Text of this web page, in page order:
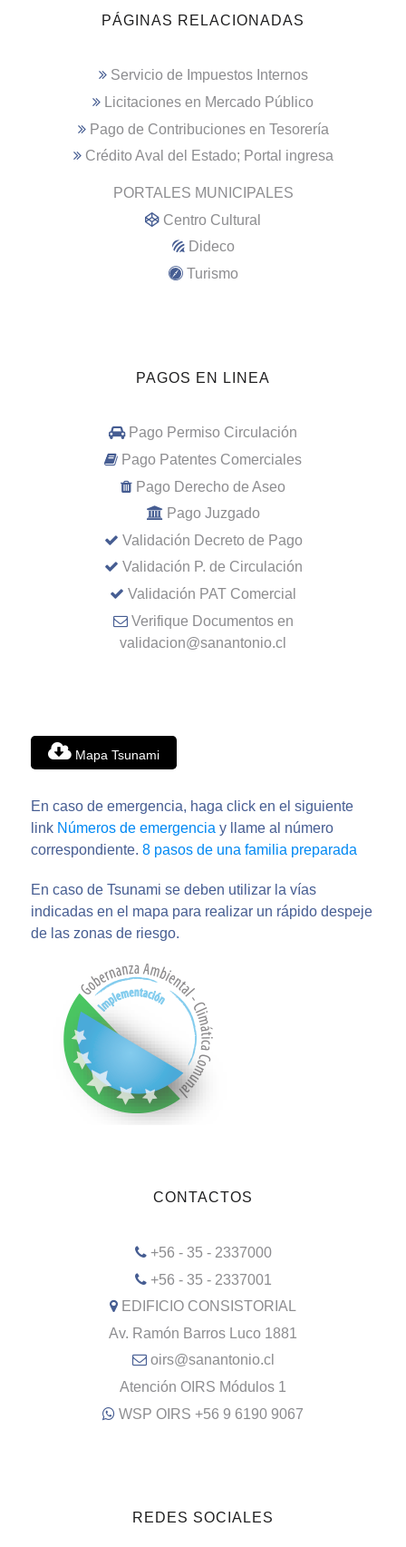
PÁGINAS RELACIONADAS
Servicio de Impuestos Internos
Licitaciones en Mercado Público
Pago de Contribuciones en Tesorería
Crédito Aval del Estado; Portal ingresa
PORTALES MUNICIPALES
Centro Cultural
Dideco
Turismo
PAGOS EN LINEA
Pago Permiso Circulación
Pago Patentes Comerciales
Pago Derecho de Aseo
Pago Juzgado
Validación Decreto de Pago
Validación P. de Circulación
Validación PAT Comercial
Verifique Documentos en
validacion@sanantonio.cl
Mapa Tsunami
En caso de emergencia, haga click en el siguiente
link Números de emergencia y llame al número
correspondiente. 8 pasos de una familia preparada
En caso de Tsunami se deben utilizar la vías
indicadas en el mapa para realizar un rápido despeje
de las zonas de riesgo.
CONTACTOS
+56 - 35 - 2337000
+56 - 35 - 2337001
EDIFICIO CONSISTORIAL
Av. Ramón Barros Luco 1881
oirs@sanantonio.cl
Atención OIRS Módulos 1
WSP OIRS +56 9 6190 9067
REDES SOCIALES